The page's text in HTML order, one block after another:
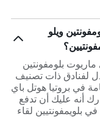
ويلو
بلومفونتين
18% عن المعدل لفنادق ذات تصنيف
في بروتيا هوتل باي
أنه عليك أن تدفع
بلويمفونتيين لقاء